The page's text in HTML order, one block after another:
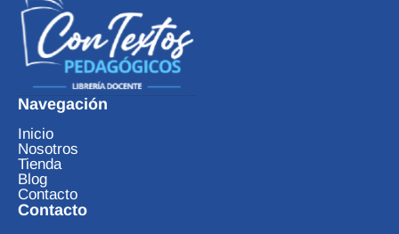
Navegación
Inicio
Nosotros
Tienda
Blog
Contacto
Contacto